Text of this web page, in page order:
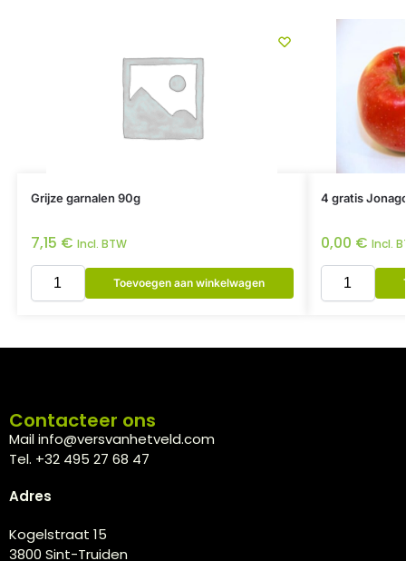
Grijze garnalen 90g
7,15 € Incl. BTW
Toevoegen aan winkelwagen
4 gratis
0,00 € Incl.
Contacteer ons
Mail info@versvanhetveld.com
Tel. +32 495 27 68 47
Adres
Kogelstraat 15
3800 Sint-Truiden